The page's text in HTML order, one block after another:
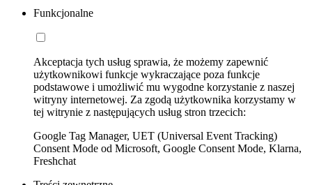
Funkcjonalne
Akceptacja tych usług sprawia, że możemy zapewnić
użytkownikowi funkcje wykraczające poza funkcje
podstawowe i umożliwić mu wygodne korzystanie z naszej
witryny internetowej. Za zgodą użytkownika korzystamy w
tej witrynie z następujących usług stron trzecich:
Google Tag Manager, UET (Universal Event Tracking)
Consent Mode od Microsoft, Google Consent Mode, Klarna,
Freshchat